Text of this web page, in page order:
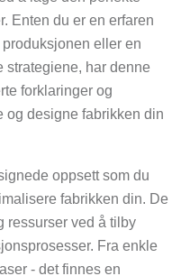
Enten du er en erfaren
eller en
har denne
forklaringer og
og designe fabrikken din
oppsett som du
fabrikken din. De
ressurser ved å tilby
Fra enkle
- det finnes en